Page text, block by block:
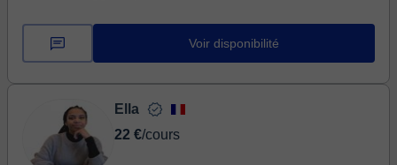
de géographie sont interactifs, ...
Voir disponibilité
Ella
22 €/cours